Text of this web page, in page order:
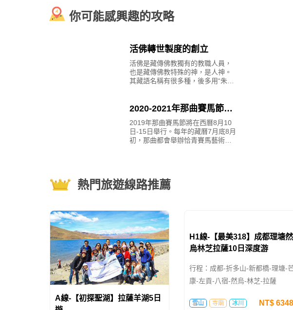
你可能感興趣的攻略
活佛轉世製度的創立
活佛是藏傳佛教獨有的教職人員，
也是藏傳佛教特殊的神，是人神。
其藏語名稱有很多種，後多用“朱古”
2020-2021年那曲賽馬節哪
一天舉行？
2019年那曲賽馬節將在西曆8月10
日-15日舉行。每年的藏曆7月底8月
非凡，現在專程來參加